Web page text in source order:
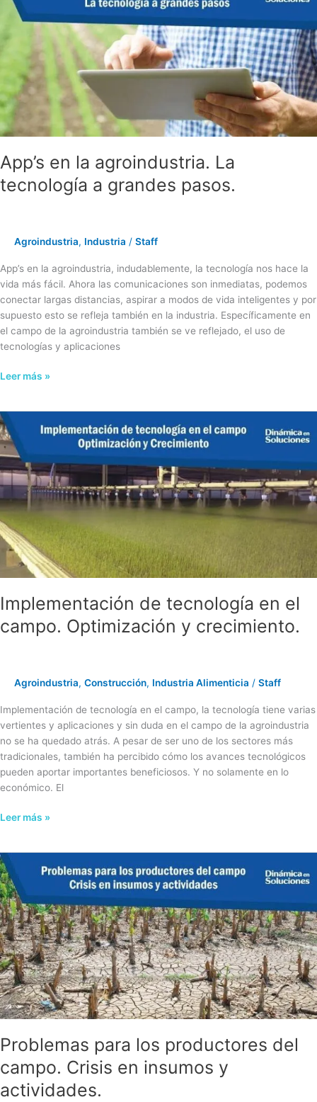
App’s en la agroindustria. La
tecnología a grandes pasos.
Agroindustria, Industria / Staff
App’s en la agroindustria, indudablemente, la tecnología nos hace la
vida más fácil. Ahora las comunicaciones son inmediatas, podemos
conectar largas distancias, aspirar a modos de vida inteligentes y por
supuesto esto se refleja también en la industria. Específicamente en
el campo de la agroindustria también se ve reflejado, el uso de
tecnologías y aplicaciones
agroindustria.
La
tecnología
grandes
pasos.
Leer más »
Implementación de tecnología en el
campo. Optimización y crecimiento.
Agroindustria, Construcción, Industria Alimenticia / Staff
Implementación de tecnología en el campo, la tecnología tiene varias
vertientes y aplicaciones y sin duda en el campo de la agroindustria
no se ha quedado atrás. A pesar de ser uno de los sectores más
tradicionales, también ha percibido cómo los avances tecnológicos
pueden aportar importantes beneficiosos. Y no solamente en lo
económico. El
Implementación
de
tecnología
en
el
campo.
Optimización
y
crecimiento.
Leer más »
Problemas para los productores del
campo. Crisis en insumos y
actividades.
Problemas
para
los
productores
del
campo.
Crisis
en
insumos
y
actividades.